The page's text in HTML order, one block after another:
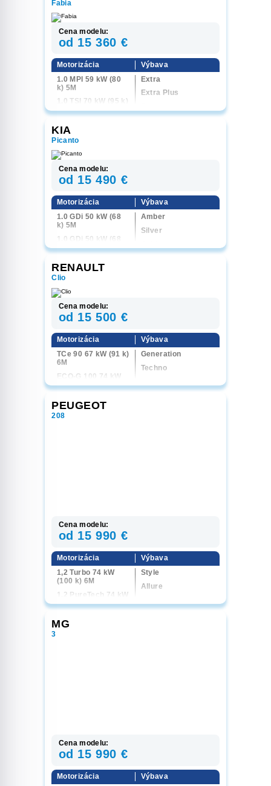
Fabia
Cena modelu:
od 15 360 €
Motorizácia
1.0 MPI 59 kW (80
k) 5M
1.0 TSI 70 kW (95 k)
5M
k) 6M
k) 7AT
1.5 TSI 110 kW (150
k) 7AT
Výbava
Extra
Extra Plus
KIA
Picanto
Cena modelu:
od 15 490 €
Motorizácia
1.0 GDi 50 kW (68
k) 5M
1.0 GDi 50 kW (68
k) 5 AMT
Výbava
Amber
Silver
RENAULT
Clio
Cena modelu:
od 15 500 €
Motorizácia
TCe 90 67 kW (91 k)
6M
ECO-G 100 74 kW
(100 k) 6M
(100 k) 6M
Výbava
Generation
Techno
PEUGEOT
208
Cena modelu:
od 15 990 €
Motorizácia
1,2 Turbo 74 kW
(100 k) 6M
1,2 PureTech 74 kW
(100 k) 6M
(110 k) 6AT
Výbava
Style
Allure
MG
3
Cena modelu:
od 15 990 €
Motorizácia
Výbava